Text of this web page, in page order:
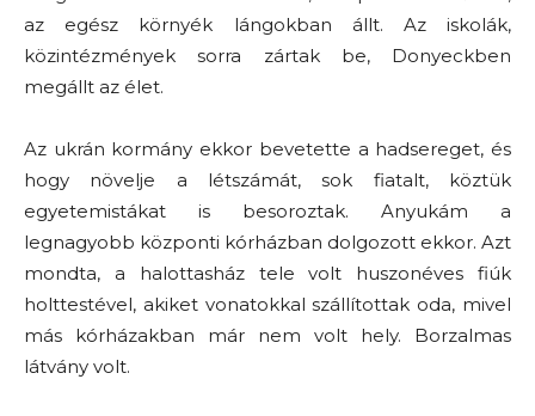
az egész környék lángokban állt. Az iskolák,
közintézmények sorra zártak be, Donyeckben
megállt az élet.
Az ukrán kormány ekkor bevetette a hadsereget, és
hogy növelje a létszámát, sok fiatalt, köztük
egyetemistákat is besoroztak. Anyukám a
legnagyobb központi kórházban dolgozott ekkor. Azt
mondta, a halottasház tele volt huszonéves fiúk
holttestével, akiket vonatokkal szállítottak oda, mivel
más kórházakban már nem volt hely. Borzalmas
látvány volt.